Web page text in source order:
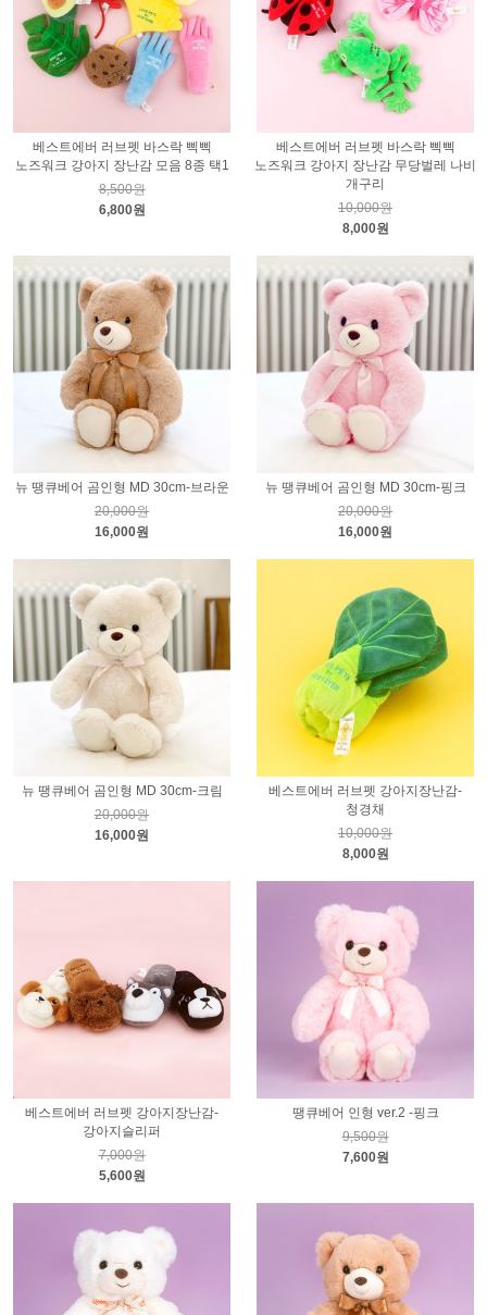
베스트에버 러브펫 바스락 삑삑
노즈워크 강아지 장난감 모음 8종 택1
8,500원
6,800원
베스트에버 러브펫 바스락 삑삑
노즈워크 강아지 장난감 무당벌레 나비
개구리
10,000원
8,000원
뉴 땡큐베어 곰인형 MD 30cm-브라운
20,000원
16,000원
뉴 땡큐베어 곰인형 MD 30cm-핑크
20,000원
16,000원
뉴 땡큐베어 곰인형 MD 30cm-크림
20,000원
16,000원
베스트에버 러브펫 강아지장난감-
청경채
10,000원
8,000원
베스트에버 러브펫 강아지장난감-
강아지슬리퍼
7,000원
5,600원
땡큐베어 인형 ver.2 -핑크
9,500원
7,600원